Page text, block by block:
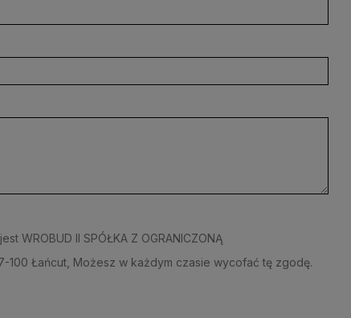
WROBUD II SPÓŁKA Z OGRANICZONĄ
100 Łańcut, Możesz w każdym czasie wycofać tę zgodę.